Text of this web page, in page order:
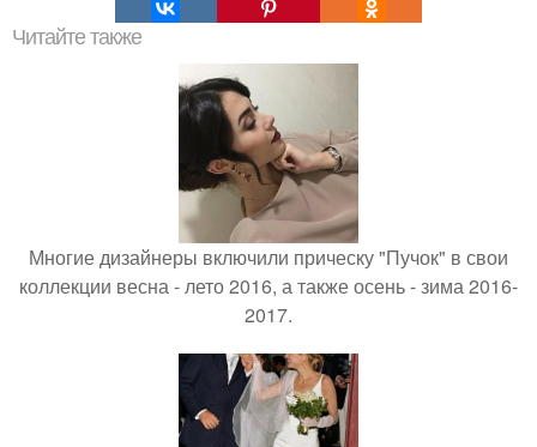
Читайте также
Многие дизайнеры включили прическу "Пучок" в свои
коллекции весна - лето 2016, а также осень - зима 2016-
2017.